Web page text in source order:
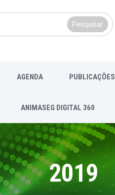
AGENDA PUBLICAÇÕES
ANIMASEG DIGITAL 360
2019